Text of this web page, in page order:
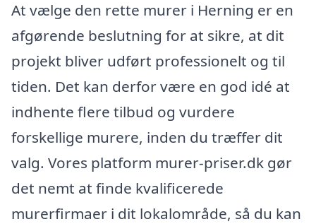
At vælge den rette murer i Herning er en
afgørende beslutning for at sikre, at dit
projekt bliver udført professionelt og til
tiden. Det kan derfor være en god idé at
indhente flere tilbud og vurdere
forskellige murere, inden du træffer dit
valg. Vores platform murer-priser.dk gør
det nemt at finde kvalificerede
murerfirmaer i dit lokalområde, så du kan